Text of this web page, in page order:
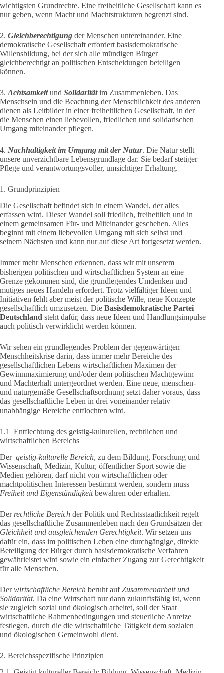
wichtigsten Grundrechte. Eine freiheitliche Gesellschaft kann es
nur geben, wenn Macht und Machtstrukturen begrenzt sind.
2. Gleichberechtigung der Menschen untereinander. Eine
demokratische Gesellschaft erfordert basisdemokratische
Willensbildung, bei der sich alle mündigen Bürger
gleichberechtigt an politischen Entscheidungen beteiligen
können.
3. Achtsamkeitund Solidaritätim Zusammenleben. Das
Menschsein und die Beachtung der Menschlichkeit des anderen
dienen als Leitbilder in einer freiheitlichen Gesellschaft, in der
die Menschen einen liebevollen, friedlichen und solidarischen
Umgang miteinander pflegen.
4. Nachhaltigkeit im Umgang mit der Natur. Die Natur stellt
unsere unverzichtbare Lebensgrundlage dar. Sie bedarf stetiger
Pflege und verantwortungsvoller, umsichtiger Erhaltung.
1. Grundprinzipien
Die Gesellschaft befindet sich in einem Wandel, der alles
erfassen wird. Dieser Wandel soll friedlich, freiheitlich und in
einem gemeinsamen Für- und Miteinander geschehen. Alles
beginnt mit einem liebevollen Umgang mit sich selbst und
seinem Nächsten und kann nur auf diese Art fortgesetzt werden.
Immer mehr Menschen erkennen, dass wir mit unserem
bisherigen politischen und wirtschaftlichen System an eine
Grenze gekommen sind, die grundlegendes Umdenken und
mutiges neues Handeln erfordert. Trotz vielfältiger Ideen und
Initiativen fehlt aber meist der politische Wille, neue Konzepte
gesellschaftlich umzusetzen. Die Basisdemokratische Partei
Deutschland steht dafür, dass neue Ideen und Handlungsimpulse
auch politisch verwirklicht werden können.
Wir sehen ein grundlegendes Problem der gegenwärtigen
Menschheitskrise darin, dass immer mehr Bereiche des
gesellschaftlichen Lebens wirtschaftlichen Maximen der
Gewinnmaximierung und/oder dem politischen Machtgewinn
und Machterhalt untergeordnet werden. Eine neue, menschen-
und naturgemäße Gesellschaftsordnung setzt daher voraus, dass
das gesellschaftliche Leben in drei voneinander relativ
unabhängige Bereiche entflochten wird.
1.1 Entflechtung des geistig-kulturellen, rechtlichen und
wirtschaftlichen Bereichs
Der geistig-kulturelle Bereich, zu dem Bildung, Forschung und
Wissenschaft, Medizin, Kultur, öffentlicher Sport sowie die
Medien gehören, darf nicht von wirtschaftlichen oder
machtpolitischen Interessen bestimmt werden, sondern muss
Freiheit und Eigenständigkeitbewahren oder erhalten.
Der rechtliche Bereich der Politik und Rechtsstaatlichkeit regelt
das gesellschaftliche Zusammenleben nach den Grundsätzen der
Gleichheit und ausgleichenden Gerechtigkeit. Wir setzen uns
dafür ein, dass im politischen Leben eine durchgängige, direkte
Beteiligung der Bürger durch basisdemokratische Verfahren
gewährleistet wird sowie ein einfacher Zugang zur Gerechtigkeit
für alle Menschen.
Derwirtschaftliche Bereich beruht aufZusammenarbeit und
Solidarität. Da eine Wirtschaft nur dann zukunftsfähig ist, wenn
sie zugleich sozial und ökologisch arbeitet, soll der Staat
wirtschaftliche Rahmenbedingungen und steuerliche Anreize
festlegen, durch die die wirtschaftliche Tätigkeit dem sozialen
und ökologischen Gemeinwohl dient.
2. Bereichsspezifische Prinzipien